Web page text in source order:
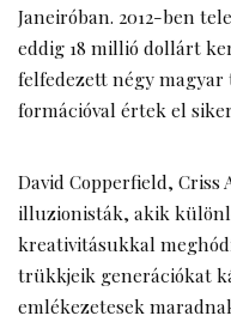
Janeiróban. 2012-ben
eddig 18 millió dollárt
felfedezett négy
formációval értek el
David Copperfield, Criss
illuzionisták, akik
kreativitásukkal
trükkjeik generációkat
emlékezetesek